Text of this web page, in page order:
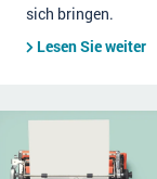
sich bringen.
Lesen Sie weiter